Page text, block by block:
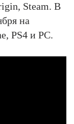
Steam. В
на
PS4 и PC.